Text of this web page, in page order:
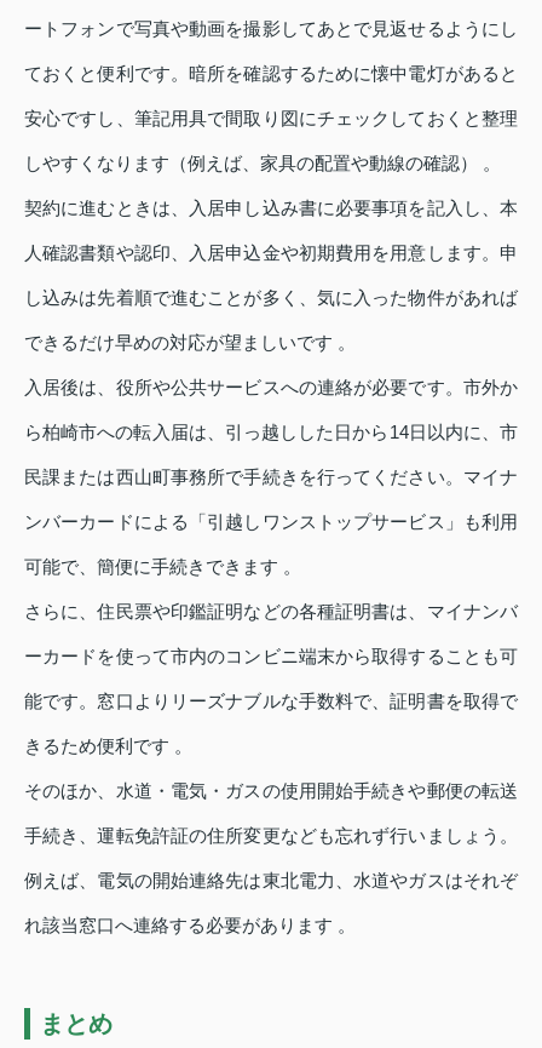
ートフォンで写真や動画を撮影してあとで見返せるようにし
ておくと便利です。暗所を確認するために懐中電灯があると
安心ですし、筆記用具で間取り図にチェックしておくと整理
しやすくなります（例えば、家具の配置や動線の確認） 。
契約に進むときは、入居申し込み書に必要事項を記入し、本
人確認書類や認印、入居申込金や初期費用を用意します。申
し込みは先着順で進むことが多く、気に入った物件があれば
できるだけ早めの対応が望ましいです 。
入居後は、役所や公共サービスへの連絡が必要です。市外か
ら柏崎市への転入届は、引っ越しした日から14日以内に、市
民課または西山町事務所で手続きを行ってください。マイナ
ンバーカードによる「引越しワンストップサービス」も利用
可能で、簡便に手続きできます 。
さらに、住民票や印鑑証明などの各種証明書は、マイナンバ
ーカードを使って市内のコンビニ端末から取得することも可
能です。窓口よりリーズナブルな手数料で、証明書を取得で
きるため便利です 。
そのほか、水道・電気・ガスの使用開始手続きや郵便の転送
手続き、運転免許証の住所変更なども忘れず行いましょう。
例えば、電気の開始連絡先は東北電力、水道やガスはそれぞ
れ該当窓口へ連絡する必要があります 。
まとめ